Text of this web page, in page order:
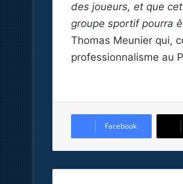
des joueurs, et que
groupe sportif pourra
Thomas Meunier qui,
professionnalisme au
Facebook